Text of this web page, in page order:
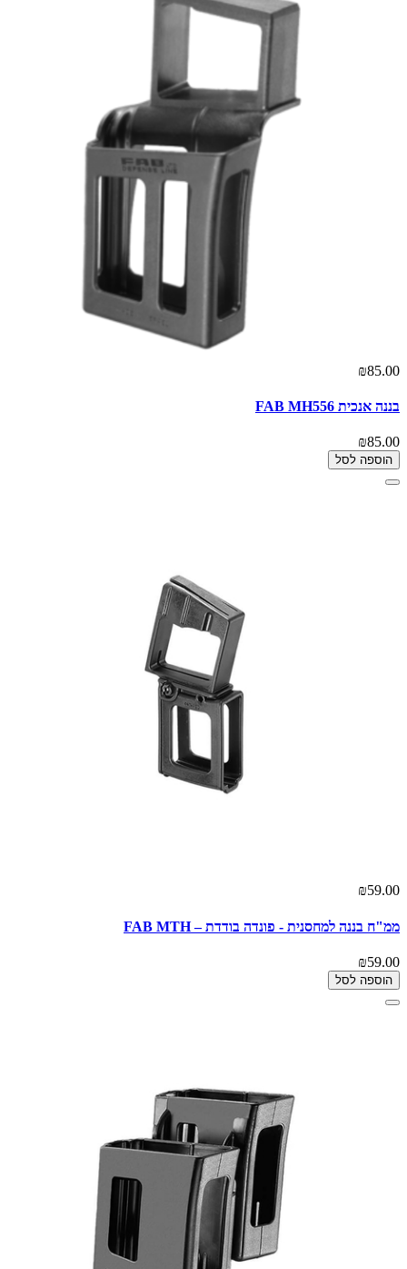
₪85.00
בננה אנכית FAB MH556
₪85.00
הוספה לסל
₪59.00
ממ"ח בננה למחסנית - פונדה בודדת – FAB MTH
₪59.00
הוספה לסל